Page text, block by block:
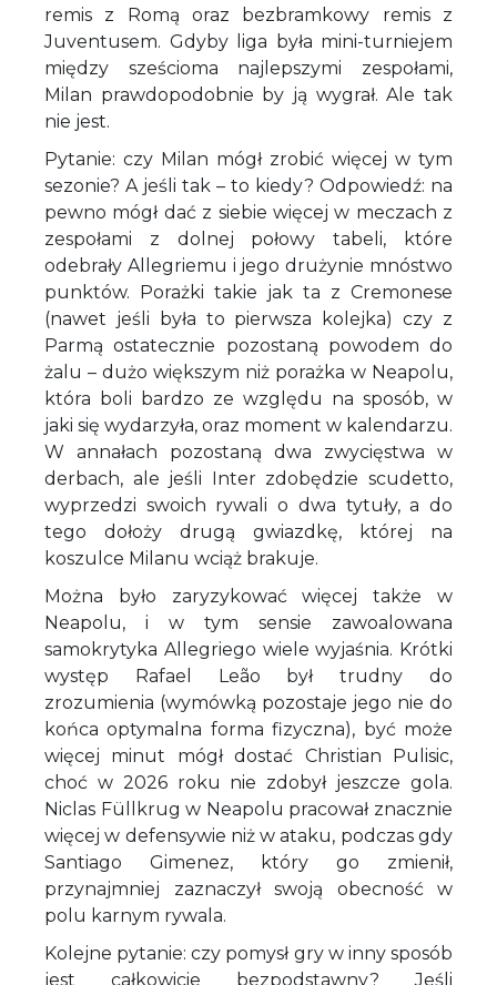
remis z Romą oraz bezbramkowy remis z
Juventusem. Gdyby liga była mini-turniejem
między sześcioma najlepszymi zespołami,
Milan prawdopodobnie by ją wygrał. Ale tak
nie jest.
Pytanie: czy Milan mógł zrobić więcej w tym
sezonie? A jeśli tak – to kiedy? Odpowiedź: na
pewno mógł dać z siebie więcej w meczach z
zespołami z dolnej połowy tabeli, które
odebrały Allegriemu i jego drużynie mnóstwo
punktów. Porażki takie jak ta z Cremonese
(nawet jeśli była to pierwsza kolejka) czy z
Parmą ostatecznie pozostaną powodem do
żalu – dużo większym niż porażka w Neapolu,
która boli bardzo ze względu na sposób, w
jaki się wydarzyła, oraz moment w kalendarzu.
W annałach pozostaną dwa zwycięstwa w
derbach, ale jeśli Inter zdobędzie scudetto,
wyprzedzi swoich rywali o dwa tytuły, a do
tego dołoży drugą gwiazdkę, której na
koszulce Milanu wciąż brakuje.
Można było zaryzykować więcej także w
Neapolu, i w tym sensie zawoalowana
samokrytyka Allegriego wiele wyjaśnia. Krótki
występ Rafael Leão był trudny do
zrozumienia (wymówką pozostaje jego nie do
końca optymalna forma fizyczna), być może
więcej minut mógł dostać Christian Pulisic,
choć w 2026 roku nie zdobył jeszcze gola.
Niclas Füllkrug w Neapolu pracował znacznie
więcej w defensywie niż w ataku, podczas gdy
Santiago Gimenez, który go zmienił,
przynajmniej zaznaczył swoją obecność w
polu karnym rywala.
Kolejne pytanie: czy pomysł gry w inny sposób
jest całkowicie bezpodstawny? Jeśli